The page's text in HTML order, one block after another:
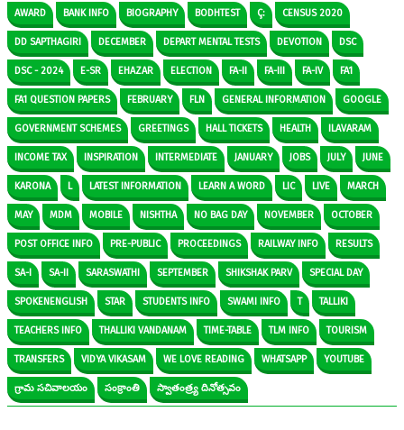
AWARD BANK INFO BIOGRAPHY BODHTEST Ç: CENSUS 2020
DD SAPTHAGIRI DECEMBER DEPART MENTAL TESTS DEVOTION DSC
DSC - 2024 E-SR EHAZAR ELECTION FA-II FA-III FA-IV FA1
FA1 QUESTION PAPERS FEBRUARY FLN GENERAL INFORMATION GOOGLE
GOVERNMENT SCHEMES GREETINGS HALL TICKETS HEALTH ILAVARAM
INCOME TAX INSPIRATION INTERMEDIATE JANUARY JOBS JULY JUNE
KARONA L LATEST INFORMATION LEARN A WORD LIC LIVE MARCH
MAY MDM MOBILE NISHTHA NO BAG DAY NOVEMBER OCTOBER
POST OFFICE INFO PRE-PUBLIC PROCEEDINGS RAILWAY INFO RESULTS
SA-I SA-II SARASWATHI SEPTEMBER SHIKSHAK PARV SPECIAL DAY
SPOKENENGLISH STAR STUDENTS INFO SWAMI INFO T TALLIKI
TEACHERS INFO THALLIKI VANDANAM TIME-TABLE TLM INFO TOURISM
TRANSFERS VIDYA VIKASAM WE LOVE READING WHATSAPP YOUTUBE
గ్రామ సచివాలయం సంక్రాంతి స్వాతంత్ర్య దినోత్సవం